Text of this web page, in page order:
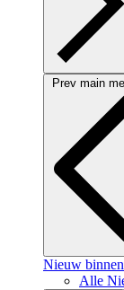
Prev main
Nieuw binnen
Alle